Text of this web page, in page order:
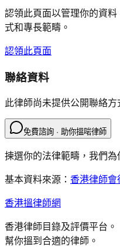
認領此頁面以管理你的資
式和專長範疇。
認領此頁面
聯絡資料
此律師尚未提供公開聯絡方
免費諮詢 · 助你搵啱律師
揀選你的法律範疇，我們為
基本資料來源： 香港律師會
香港搵律師網
香港律師目錄及評價平台。
幫你搵到合適的律師。